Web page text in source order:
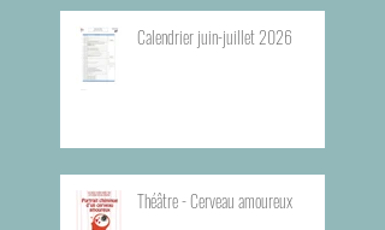
Calendrier juin-juillet 2026
Théâtre - Cerveau amoureux